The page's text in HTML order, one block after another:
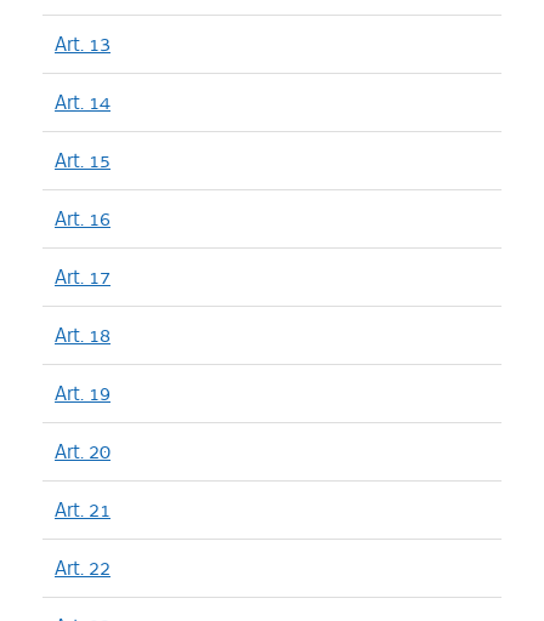
Art. 13
Art. 14
Art. 15
Art. 16
Art. 17
Art. 18
Art. 19
Art. 20
Art. 21
Art. 22